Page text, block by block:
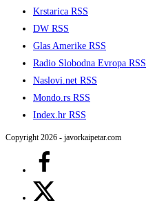
Krstarica RSS
DW RSS
Glas Amerike RSS
Radio Slobodna Evropa RSS
Naslovi.net RSS
Mondo.rs RSS
Index.hr RSS
Copyright 2026 - javorkaipetar.com